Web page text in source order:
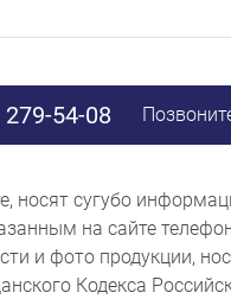
279-54-08
носят сугубо
на сайте
и фото продукции,
Кодекса